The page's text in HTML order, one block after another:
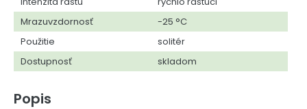
Mrazuvzdornosť
-25 °C
Použitie
solitér
Dostupnosť
skladom
Popis